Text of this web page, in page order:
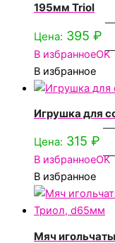
195мм Triol
Цена: 395 ₽
В избранноеOK
В избранное
Игрушка для
Цена: 315 ₽
В избранноеOK
В избранное
Мяч